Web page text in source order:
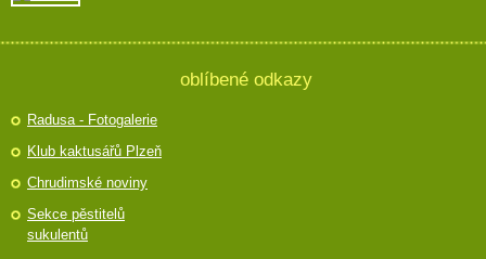
oblíbené odkazy
Radusa - Fotogalerie
Klub kaktusářů Plzeň
Chrudimské noviny
Sekce pěstitelů
sukulentů